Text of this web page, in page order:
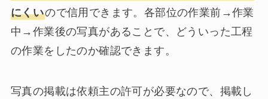
にくいので信用できます。各部位の作業前→作業
中→作業後の写真があることで、どういった工程
の作業をしたのか確認できます。
写真の掲載は依頼主の許可が必要なので、掲載し